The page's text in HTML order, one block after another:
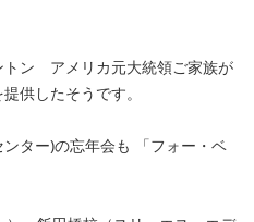
トン アメリカ元大統領ご家族が
供したそうです。
ター)の忘年会も 「フォー・ベ